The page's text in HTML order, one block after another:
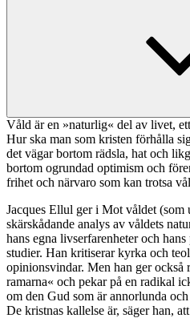
Våld är en »naturlig« del av livet,
Hur ska man som kristen förhålla
det vägar bortom rädsla, hat och
bortom ogrundad optimism och
frihet och närvaro som kan trotsa
Jacques Ellul ger i Mot våldet (som
skärskådande analys av våldets
hans egna livserfarenheter och
studier. Han kritiserar kyrka och
opinionsvindar. Men han ger också
ramarna« och pekar på en radikal
om den Gud som är annorlunda
De kristnas kallelse är, säger han,